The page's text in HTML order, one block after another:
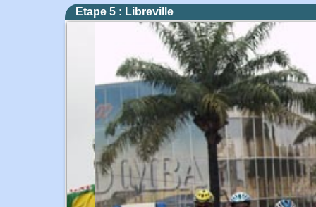
Etape 5 : Libreville